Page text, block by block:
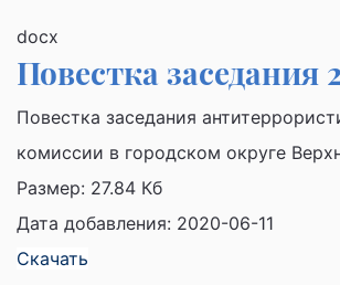
docx
Повестка заседания
Повестка заседания
комиссии в городском округе
Размер: 27.84 Кб
Дата добавления: 2020-06-11
Скачать